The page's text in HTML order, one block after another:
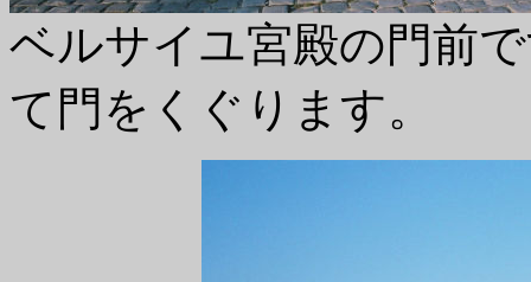
ベルサイユ宮殿の門前
て門をくぐります。